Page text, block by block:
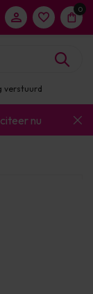
0
verstuurd
nu